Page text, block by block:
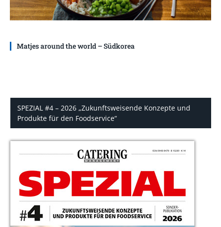
Matjes around the world – Südkorea
SPEZIAL #4 – 2026 „Zukunftsweisende Konzepte und
Produkte für den Foodservice“